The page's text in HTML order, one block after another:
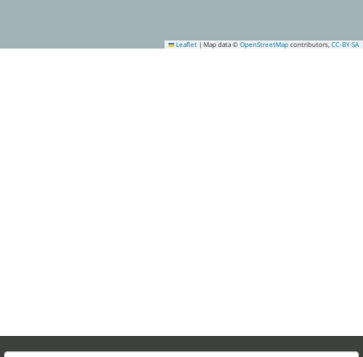
Leaflet | Map data © OpenStreetMap contributors, CC-BY-SA